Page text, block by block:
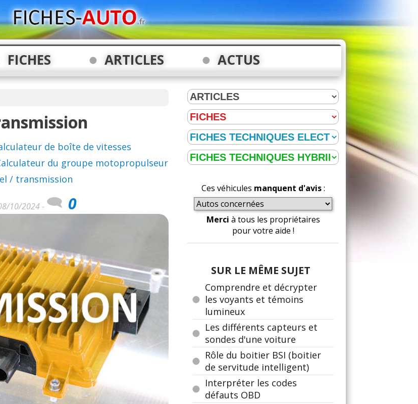
FICHES ARTICLES ACTUS
de boîte de vitesses
du groupe motopropulseur
/ transmission
10/2024 - 0
Ces véhicules manquent d'avis:
Merci à tous les propriétaires
pour votre aide !
SUR LE MÊME SUJET
Comprendre et décrypter
les voyants et témoins
lumineux
Les différents capteurs et
sondes d'une voiture
Rôle du boitier BSI (boitier
de servitude intelligent)
Interpréter les codes
défauts OBD